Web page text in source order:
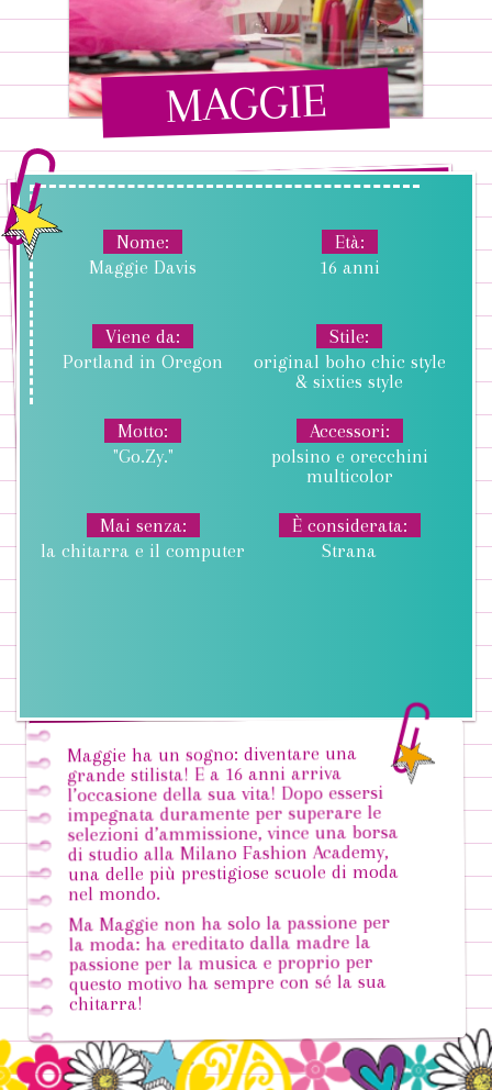
MAGGIE
Nome
Maggie Davis
Età
16 anni
Viene da
Portland in Oregon
Stile
original boho chic style
& sixties style
Motto
"Go.Zy."
Accessori
polsino e orecchini
multicolor
Mai senza
la chitarra e il computer
È considerata
Strana
Maggie ha un sogno: diventare una
grande stilista! E a 16 anni arriva
l’occasione della sua vita! Dopo essersi
impegnata duramente per superare le
selezioni d’ammissione, vince una borsa
di studio alla Milano Fashion Academy,
una delle più prestigiose scuole di moda
nel mondo.
Ma Maggie non ha solo la passione per
la moda: ha ereditato dalla madre la
passione per la musica e proprio per
questo motivo ha sempre con sé la sua
chitarra!
Grazie al suo smartphone e al suo
computer stiloso tiene sempre
aggiornato il suo blog.